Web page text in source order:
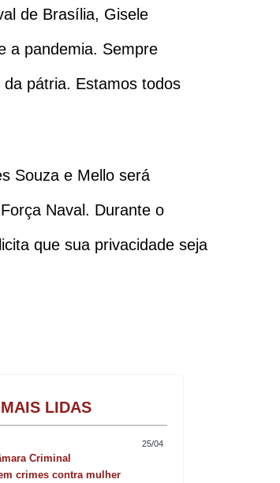
de Brasília, Gisele
a pandemia. Sempre
pátria. Estamos todos
Souza e Mello será
Naval. Durante o
que sua privacidade seja
MAIS LIDAS
25/04
Criminal
crimes contra mulher